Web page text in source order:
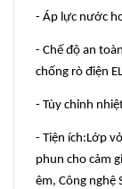
- Áp lực nước
- Chế độ an
chống rò điện
- Tùy chỉnh
- Tiện ích:Lớp
phun cho cảm
êm, Công nghệ